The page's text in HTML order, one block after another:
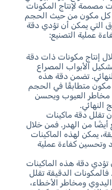
مصممة لإنتاج المكونات
كل مكون من حيث الحجم
التي يمكن أن تؤدي دقة
عملية التصنيع:
إنتاج مكونات ذات دقة
الأبواب المصراع
تضمن دقة هذه
مكون متطابقًا في الحجم
مخاطر العيوب ويحسن
النهائي.
تقلل دقة ماكينات
أيضًا من الهدر. فمن خلال
يمكن لهذه الماكينات
وتحسين كفاءة عملية
تؤدي دقة هذه الماكينات
فالمكونات الدقيقة تقلل
ومخاطر الأخطاء،